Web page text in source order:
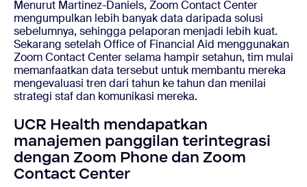
Menurut Martinez-Daniels, Zoom Contact Center
mengumpulkan lebih banyak data daripada solusi
sebelumnya, sehingga pelaporan menjadi lebih kuat.
Sekarang setelah Office of Financial Aid menggunakan
Zoom Contact Center selama hampir setahun, tim mulai
memanfaatkan data tersebut untuk membantu mereka
mengevaluasi tren dari tahun ke tahun dan menilai
strategi staf dan komunikasi mereka.
UCR Health mendapatkan
manajemen panggilan terintegrasi
dengan Zoom Phone dan Zoom
Contact Center